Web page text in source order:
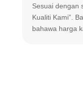
Sesuai dengan
Kualiti Kami”.
bahawa harga